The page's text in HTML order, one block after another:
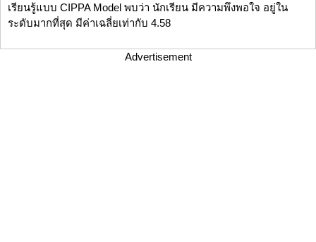
เรียนรู้แบบ CIPPA Model พบว่า นักเรียน มีความพึงพอใจ อยู่ใน
ระดับมากที่สุด มีค่าเฉลี่ยเท่ากับ 4.58
Advertisement